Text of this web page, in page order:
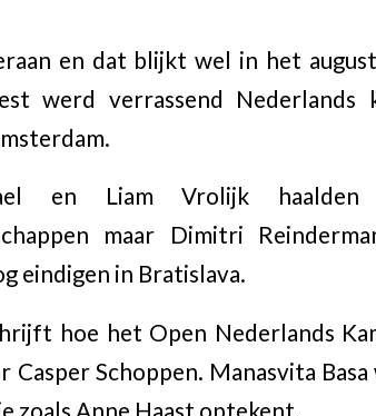
en dat blijkt wel in het
werd verrassend
en Liam Vrolijk haalden
maar Dimitri
eindigen in Bratislava.
hoe het Open Nederlands
Casper Schoppen. Manasvita
zoals Anne Haast optekent.